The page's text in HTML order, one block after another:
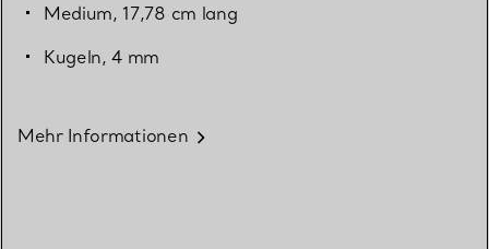
Medium, 17,78 cm lang
Kugeln, 4 mm
Mehr Informationen